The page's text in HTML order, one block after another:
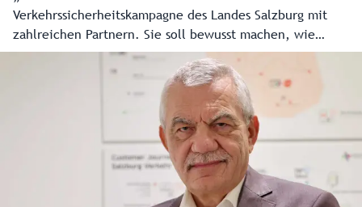
Verkehrssicherheitskampagne des Landes Salzburg mit
zahlreichen Partnern. Sie soll bewusst machen, wie
gefährlich Ablenkung, eine der häufigsten Unfallursachen,
im Straßenverkehr ist.